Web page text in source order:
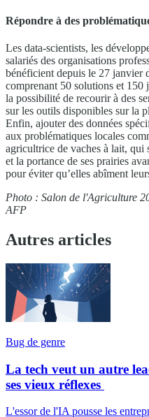
Répondre à des
Les data-scientists, les
salariés des organisations
bénéficient depuis le 27 janvier
comprenant 50 solutions et 150
la possibilité de recourir à des
sur les outils disponibles sur la
Enfin, ajouter des données
aux problématiques locales
agricultrice de vaches à lait, qui
et la portance de ses prairies
pour éviter qu’elles abîment
Photo : Salon de l'Agriculture
AFP
Autres articles
Bug de genre
La tech veut un autre
ses vieux réflexes
L'essor de l'IA pousse les